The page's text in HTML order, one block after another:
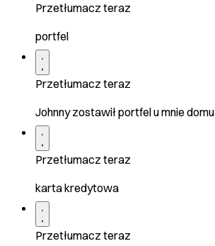
Przetłumacz teraz
portfel
Przetłumacz teraz
Johnny zostawił portfel u mnie domu
Przetłumacz teraz
karta kredytowa
Przetłumacz teraz